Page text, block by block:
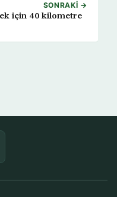
SONRAKI →
için 40 kilometre